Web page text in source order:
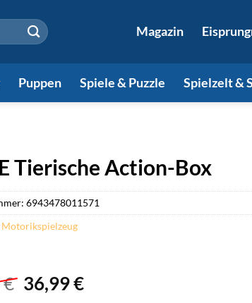
Magazin
Puppen Spiele & Puzzle Spielzelt &
Tierische Action-Box
€ Ursprünglicher
36,99€Aktueller
6943478011571
Motorikspielzeug